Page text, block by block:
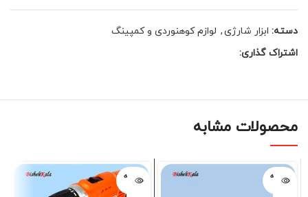
دسته: ابزار شارژی, لوازم کوهنوردی و کمپینگ
اشتراک گذاری:
محصولات مشابه
فروخته
شده
فروخته
شده